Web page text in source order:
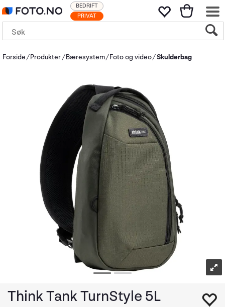
PRIVAT
BEDRIFT
Forside Produkter Bæresystem Foto og video Skulderbag
Think Tank TurnStyle 5L